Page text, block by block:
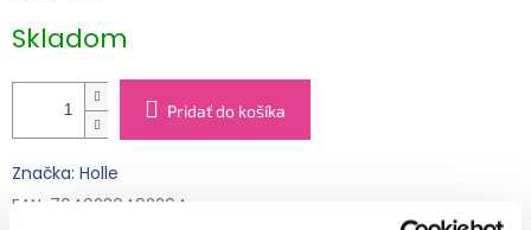
Skladom
Pridať do košíka
Značka: Holle
EAN: 7640230492294